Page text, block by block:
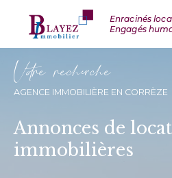
Vore recece
AGENCE IMMOBILIÈRE EN CORRÈZE
Annonces de
immobilières